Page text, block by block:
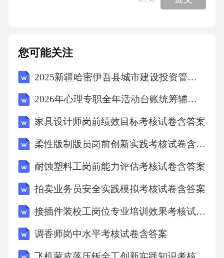
院时间。非营养性吸吮的临床应用刺激口腔运
和协调性，为后续的经口喂养奠定基础。缓解
喂养焦虑促进消化功能非营养性吸吮能够满足
早产儿的吸吮需求，减少因饥饿或不适引起的
提高喂养效率。非营养性吸吮通过刺激唾液分
泌和胃肠蠕动，帮助早产儿更好地消化和吸收
营养，减少喂养相关并发症的发生率。123个体
化评估阶段性训练多感官刺激家庭参与在实施
进行全面评估，包括吸吮、吞咽、呼吸协调性
等，以制定针对性的干预计划。根据早产儿的
发育情况，将口腔运动干预分为多个阶段，逐
您可能关注
2025新疆哈密伊吾县城市建设投资管理有限公司招聘7人笔试历年典型考点题库附带答案详解
2026年心理专职全年活动台账统筹辅导员招聘考试笔试试题（含答案）
家具设计师岗前绩效目标考核试卷含答案
柔性版制版员岗前创新实践考核试卷含答案
耐蚀塑料工岗前能力评估考核试卷含答案
拍卖业务员安全实践模拟考核试卷含答案
接插件装校工岗位专业培训效果考核试卷含答案
调香师岗中水平考核试卷含答案